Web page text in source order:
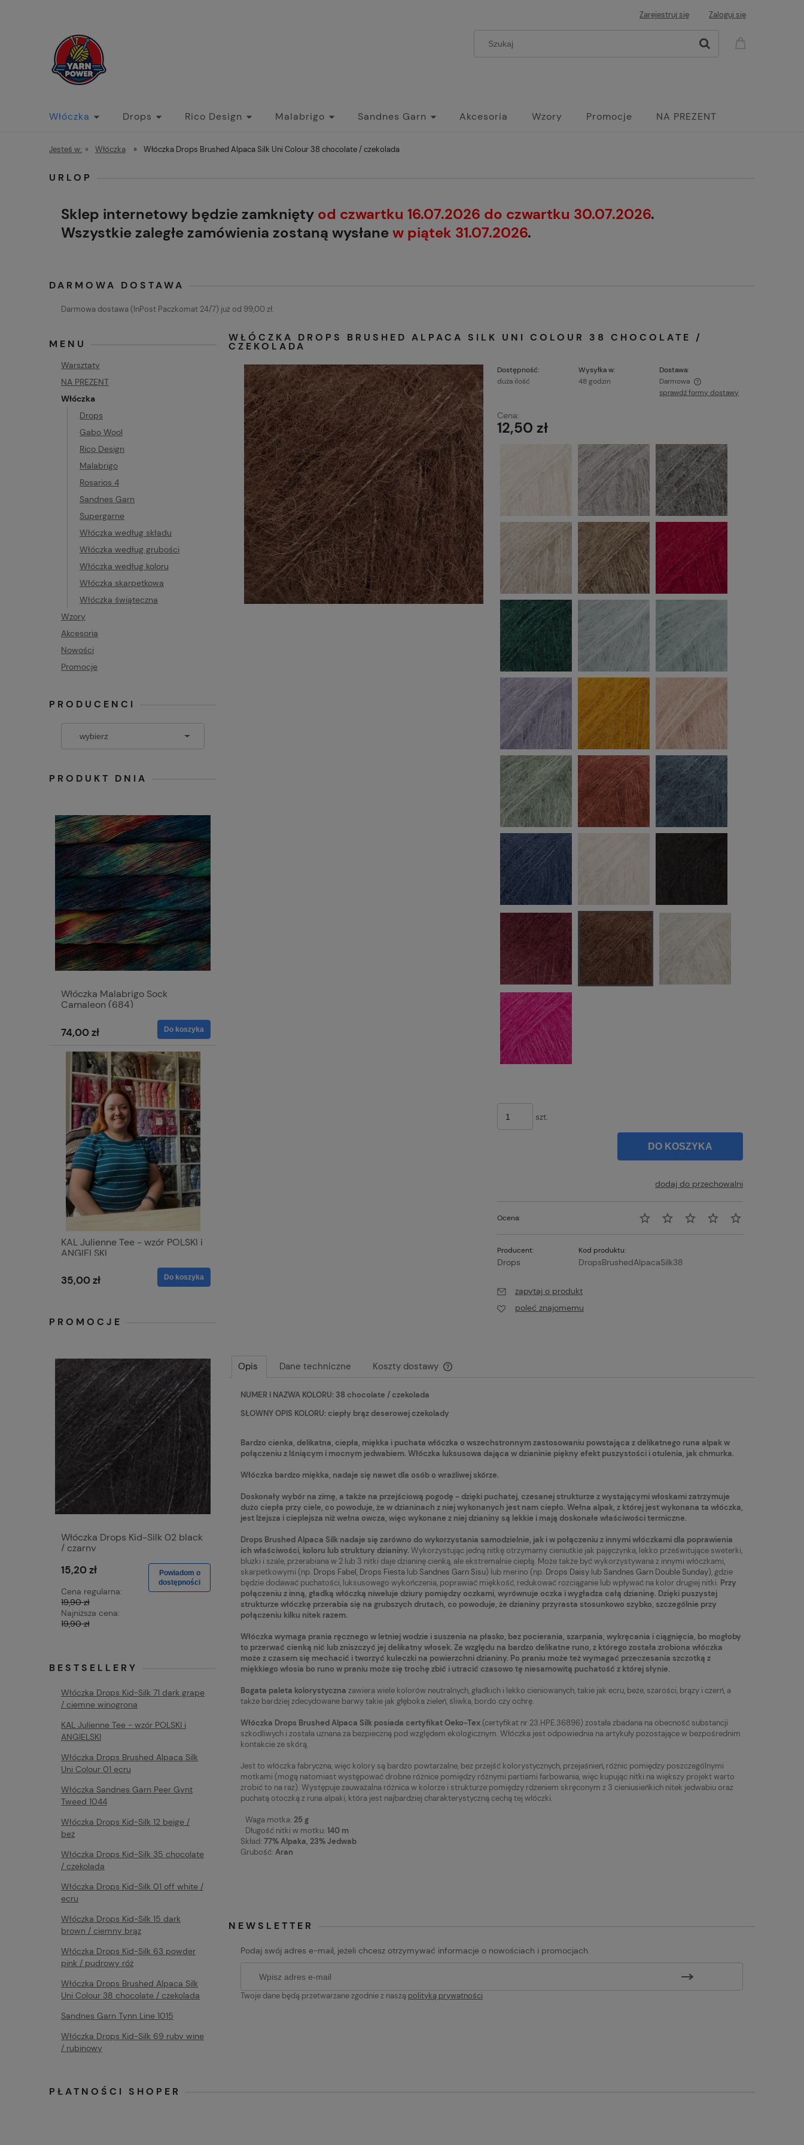
Zarejestruj się Zaloguj się
Włóczka Drops Rico Design Malabrigo Sandnes Garn Akcesoria Wzory Promocje NA PREZENT
Jesteś w: » Włóczka » Włóczka Drops Brushed Alpaca Silk Uni Colour 38 chocolate / czekolada
URLOP
Sklep internetowy będzie zamknięty od czwartku 16.07.2026 do czwartku 30.07.2026.
Wszystkie zaległe zamówienia zostaną wysłanew piątek 31.07.2026.
DARMOWA DOSTAWA
Darmowa dostawa (InPost Paczkomat 24/7) już od 99,00 zł.
MENU
Warsztaty
NA PREZENT
Włóczka
Drops
Gabo Wool
Rico Design
Malabrigo
Rosarios 4
Sandnes Garn
Supergarne
Włóczka według składu
Włóczka według grubości
Włóczka według koloru
Włóczka skarpetkowa
Włóczka świąteczna
Wzory
Akcesoria
Nowości
Promocje
PRODUCENCI
PRODUKT DNIA
Włóczka Malabrigo Sock
Camaleon (684)
74,00 zł Do koszyka
KAL Julienne Tee - wzór POLSKI i
ANGIELSKI
35,00 zł Do koszyka
PROMOCJE
Włóczka Drops Kid-Silk 02 black
/ czarny
15,20 zł
Cena regularna:
19,90 zł
Najniższa cena:
19,90 zł
Powiadom o
dostępności
Włóczka Drops Kid-Silk 69 ruby
wine / rubinowy
15,20 zł
Cena regularna:
19,90 zł
Najniższa cena:
Powiadom o
dostępności
Włóczka Drops Kid-Silk 04 old
pink / stary róż
15,20 zł
Cena regularna:
19,90 zł
Do koszyka
Włóczka Drops Kid-Silk 45 soft
mint / jasna mięta
15,20 zł
Cena regularna:
19,90 zł
Do koszyka
Włóczka Drops
biały (1101)
7,83 zł
BESTSELLERY
Włóczka Drops Kid-Silk 71 dark grape
/ ciemne winogrona
KAL Julienne Tee - wzór POLSKI i
ANGIELSKI
Włóczka Drops Brushed Alpaca Silk
Uni Colour 01 ecru
Włóczka Sandnes Garn Peer Gynt
Tweed 1044
Włóczka Drops Kid-Silk 12 beige /
beż
Włóczka Drops Kid-Silk 35 chocolate
/ czekolada
Włóczka Drops Kid-Silk 01 off white /
ecru
Włóczka Drops Kid-Silk 15 dark
brown / ciemny brąz
Włóczka Drops Kid-Silk 63 powder
pink / pudrowy róż
Włóczka Drops Brushed Alpaca Silk
Uni Colour 38 chocolate / czekolada
Sandnes Garn Tynn Line 1015
Włóczka Drops Kid-Silk 69 ruby wine
/ rubinowy
WŁÓCZKA DROPS BRUSHED ALPACA SILK UNI COLOUR 38 CHOCOLATE /
CZEKOLADA
Dostępność:
duża ilość
Wysyłka w:
48 godzin
Dostawa:
Darmowa
sprawdź formy dostawy
Cena:
12,50 zł
szt.
DO KOSZYKA
dodaj do przechowalni
Ocena:
Producent:
Drops
Kod produktu:
DropsBrushedAlpacaSilk38
zapytaj o produkt
poleć znajomemu
Opis Dane techniczne Koszty dostawy
NUMER I NAZWA KOLORU: 38 chocolate / czekolada
SŁOWNY OPIS KOLORU: ciepły brąz deserowej czekolady
Bardzo cienka, delikatna, ciepła, miękka i puchata włóczka o wszechstronnym zastosowaniu powstająca z delikatnego runa alpak w
połączeniu z lśniącym i mocnym jedwabiem. Włóczka luksusowa dająca w dzianinie piękny efekt puszystości i otulenia, jak chmurka.
Włóczka bardzo miękka, nadaje się nawet dla osób o wrażliwej skórze.
Doskonały wybór na zimę, a także na przejściową pogodę - dzięki puchatej, czesanej strukturze z wystającymi włoskami zatrzymuje
dużo ciepła przy ciele, co powoduje, że w dzianinach z niej wykonanych jest nam ciepło. Wełna alpak, z której jest wykonana ta włóczka,
jest lżejsza i cieplejsza niż wełna owcza, więc wykonane z niej dzianiny są lekkie i mają doskonałe właściwości termiczne.
Drops Brushed Alpaca Silk nadaje się zarówno do wykorzystania samodzielnie, jak i w połączeniu z innymi włóczkami dla poprawienia
ich właściwości, koloru lub struktury dzianiny.Wykorzystując jedną nitkę otrzymamy cieniutkie jak pajęczynka, lekko prześwitujące sweterki,
bluzki i szale, przerabiana w 2 lub 3 nitki daje dzianinę cienką, ale ekstremalnie ciepłą. Może także być wykorzystywana z innymi włóczkami,
skarpetkowymi (np. Drops Fabel, Drops Fiesta lubSandnes Garn Sisu) lub merino (np. Drops Daisy lubSandnes Garn Double Sunday), gdzie
będzie dodawać puchatości, luksusowego wykończenia, poprawiać miękkość, redukować rozciąganie lub wpływać na kolor drugiej nitki. Przy
połączeniu z inną, gładką włóczką niweluje dziury pomiędzy oczkami, wyrównuje oczka i wygładza całą dzianinę. Dzięki puszystej
strukturze włóczkę przerabia się na grubszych drutach, co powoduje, że dzianiny przyrasta stosunkowo szybko, szczególnie przy
połączeniu kilku nitek razem.
Włóczka wymaga prania ręcznego w letniej wodzie i suszenia na płasko, bez pocierania, szarpania, wykręcania i ciągnięcia, bo mogłoby
to przerwać cienką nić lub zniszczyć jej delikatny włosek. Ze względu na bardzo delikatne runo, z którego została zrobiona włóczka
może z czasem się mechacić i tworzyć kuleczki na powierzchni dzianiny. Po praniu może też wymagać przeczesania szczotką z
miękkiego włosia bo runo w praniu może się trochę zbić i utracić czasowo tę niesamowitą puchatość z której słynie.
Bogata paleta kolorystyczna zawiera wiele kolorów neutralnych, gładkich i lekko cieniowanych, takie jak ecru, beże, szarości, brązy i czerń, a
także bardziej zdecydowane barwy takie jak głęboka zieleń, śliwka, bordo czy ochrę.
Włóczka Drops Brushed Alpaca Silk posiada certyfikat Oeko-Tex(certyfikat nr 23.HPE.36896) została zbadana na obecność substancji
szkodliwych i została uznana za bezpieczną pod względem ekologicznym. Włóczka jest odpowiednia na artykuły pozostające w bezpośrednim
kontakcie ze skórą.
Jest to włóczka fabryczna, więc kolory są bardzo powtarzalne, bez przejść kolorystycznych, przejaśnień, różnic pomiędzy poszczególnymi
motkami (mogą natomiast występować drobne różnice pomiędzy różnymi partiami farbowania, więc kupując nitki na większy projekt warto
zrobić to na raz). Występuje zauważalna różnica w kolorze i strukturze pomiędzy rdzeniem skręconym z 3 cieniusieńkich nitek jedwabiu oraz
puchatą otoczką z runa alpaki, która jest najbardziej charakterystyczną cechą tej włóczki.
Waga motka: 25 g
Długość nitki w motku: 140 m
Skład: 77% Alpaka, 23% Jedwab
Grubość: Aran
NEWSLETTER
Podaj swój adres e-mail, jeżeli chcesz otrzymywać informacje o nowościach i promocjach.
Twoje dane będą przetwarzane zgodnie z naszą polityką prywatności
PŁATNOŚCI SHOPER